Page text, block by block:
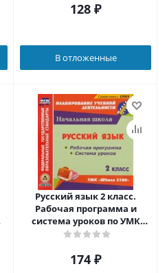
128 ₽
В отложенные
Русский язык 2 класс.
Рабочая программа и
система уроков по УМК
Школа 2100 ФГОС (CD)
174 ₽